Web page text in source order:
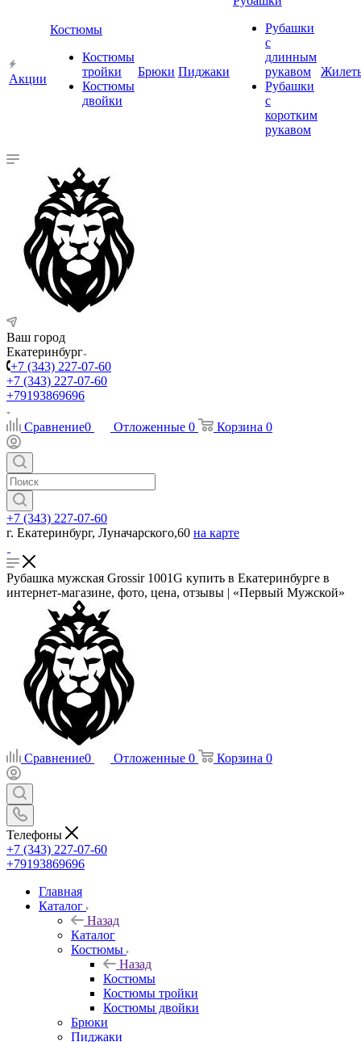
Акции
Костюмы
Костюмы
тройки
Костюмы
двойки
Брюки Пиджаки
Рубашки
с
длинным
рукавом
Рубашки
с
коротким
рукавом
Ваш город
Екатеринбург
+7 (343) 227-07-60
+7 (343) 227-07-60
+79193869696
Сравнение0 Отложенные 0 Корзина 0
+7 (343) 227-07-60
г. Екатеринбург, Луначарского,60 на карте
Рубашка мужская Grossir 1001G купить в Екатеринбурге в
интернет-магазине, фото, цена, отзывы | «Первый Мужской»
Сравнение0 Отложенные 0 Корзина 0
Телефоны
+7 (343) 227-07-60
+79193869696
Главная
Каталог
Назад
Каталог
Костюмы
Назад
Костюмы
Костюмы тройки
Костюмы двойки
Брюки
Пиджаки